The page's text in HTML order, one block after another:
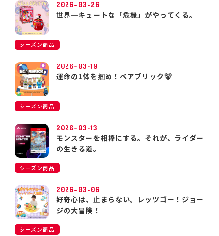
2026-03-26
世界一キュートな「危機」がやってくる。
シーズン商品
2026-03-19
運命の1体を掴め！ベアブリック🐻
シーズン商品
2026-03-13
モンスターを相棒にする。それが、ライダー
の生きる道。
シーズン商品
2026-03-06
好奇心は、止まらない。レッツゴー！ジョー
ジの大冒険！
シーズン商品